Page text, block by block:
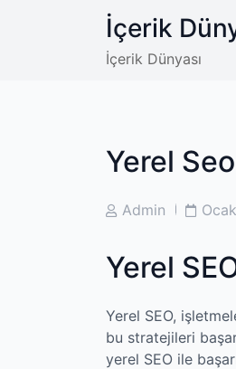
İçerik
İçerik Dünyası
Yerel
PostAdmin
Post
Yerel
Yerel SEO,
bu stratejileri
yerel SEO ile